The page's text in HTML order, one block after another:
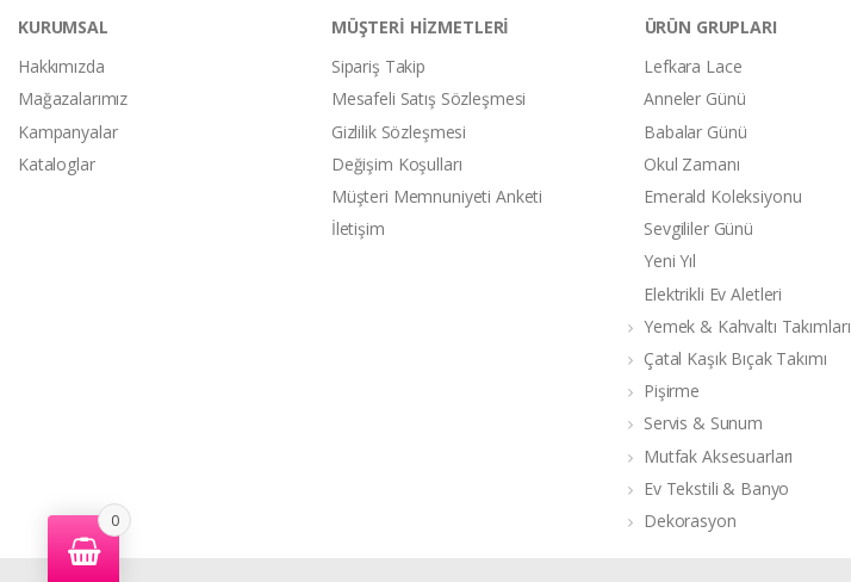
KURUMSAL
Hakkımızda
Mağazalarımız
Kampanyalar
Kataloglar
MÜŞTERİ HİZMETLERİ
Sipariş Takip
Mesafeli Satış Sözleşmesi
Gizlilik Sözleşmesi
Değişim Koşulları
Müşteri Memnuniyeti Anketi
İletişim
ÜRÜN GRUPLARI
Lefkara Lace
Anneler Günü
Babalar Günü
Okul Zamanı
Emerald Koleksiyonu
Sevgililer Günü
Yeni Yıl
Elektrikli Ev Aletleri
Yemek & Kahvaltı Takımları
Çatal Kaşık Bıçak Takımı
Pişirme
Servis & Sunum
Mutfak Aksesuarları
Ev Tekstili & Banyo
Dekorasyon
0